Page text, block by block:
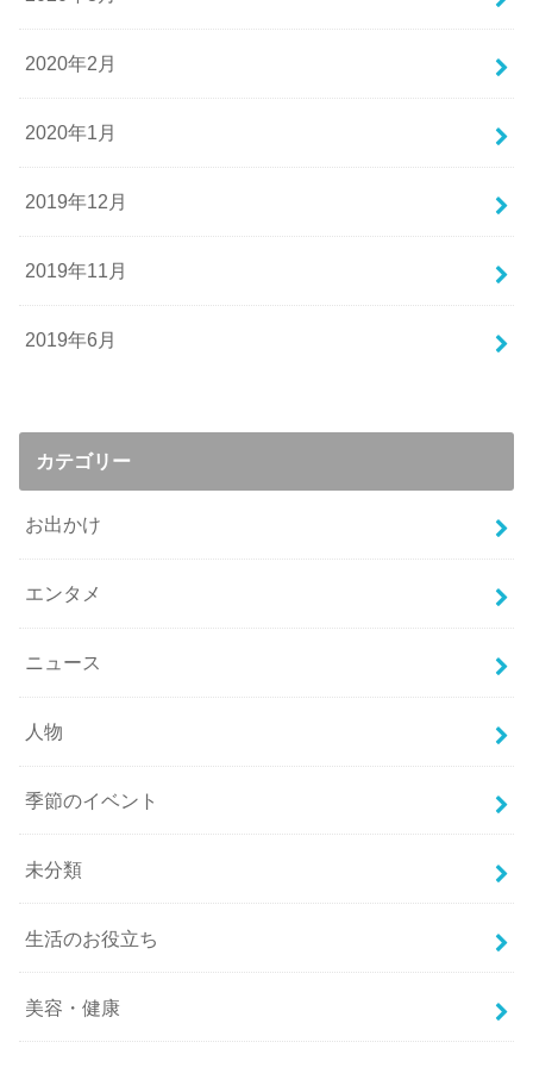
2020年2月
2020年1月
2019年12月
2019年11月
2019年6月
カテゴリー
お出かけ
エンタメ
ニュース
人物
季節のイベント
未分類
生活のお役立ち
美容・健康